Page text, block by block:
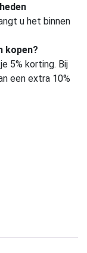
u het binnen
kopen?
5% korting. Bij
een extra 10%